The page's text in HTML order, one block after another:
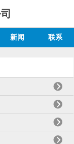
新闻 联系